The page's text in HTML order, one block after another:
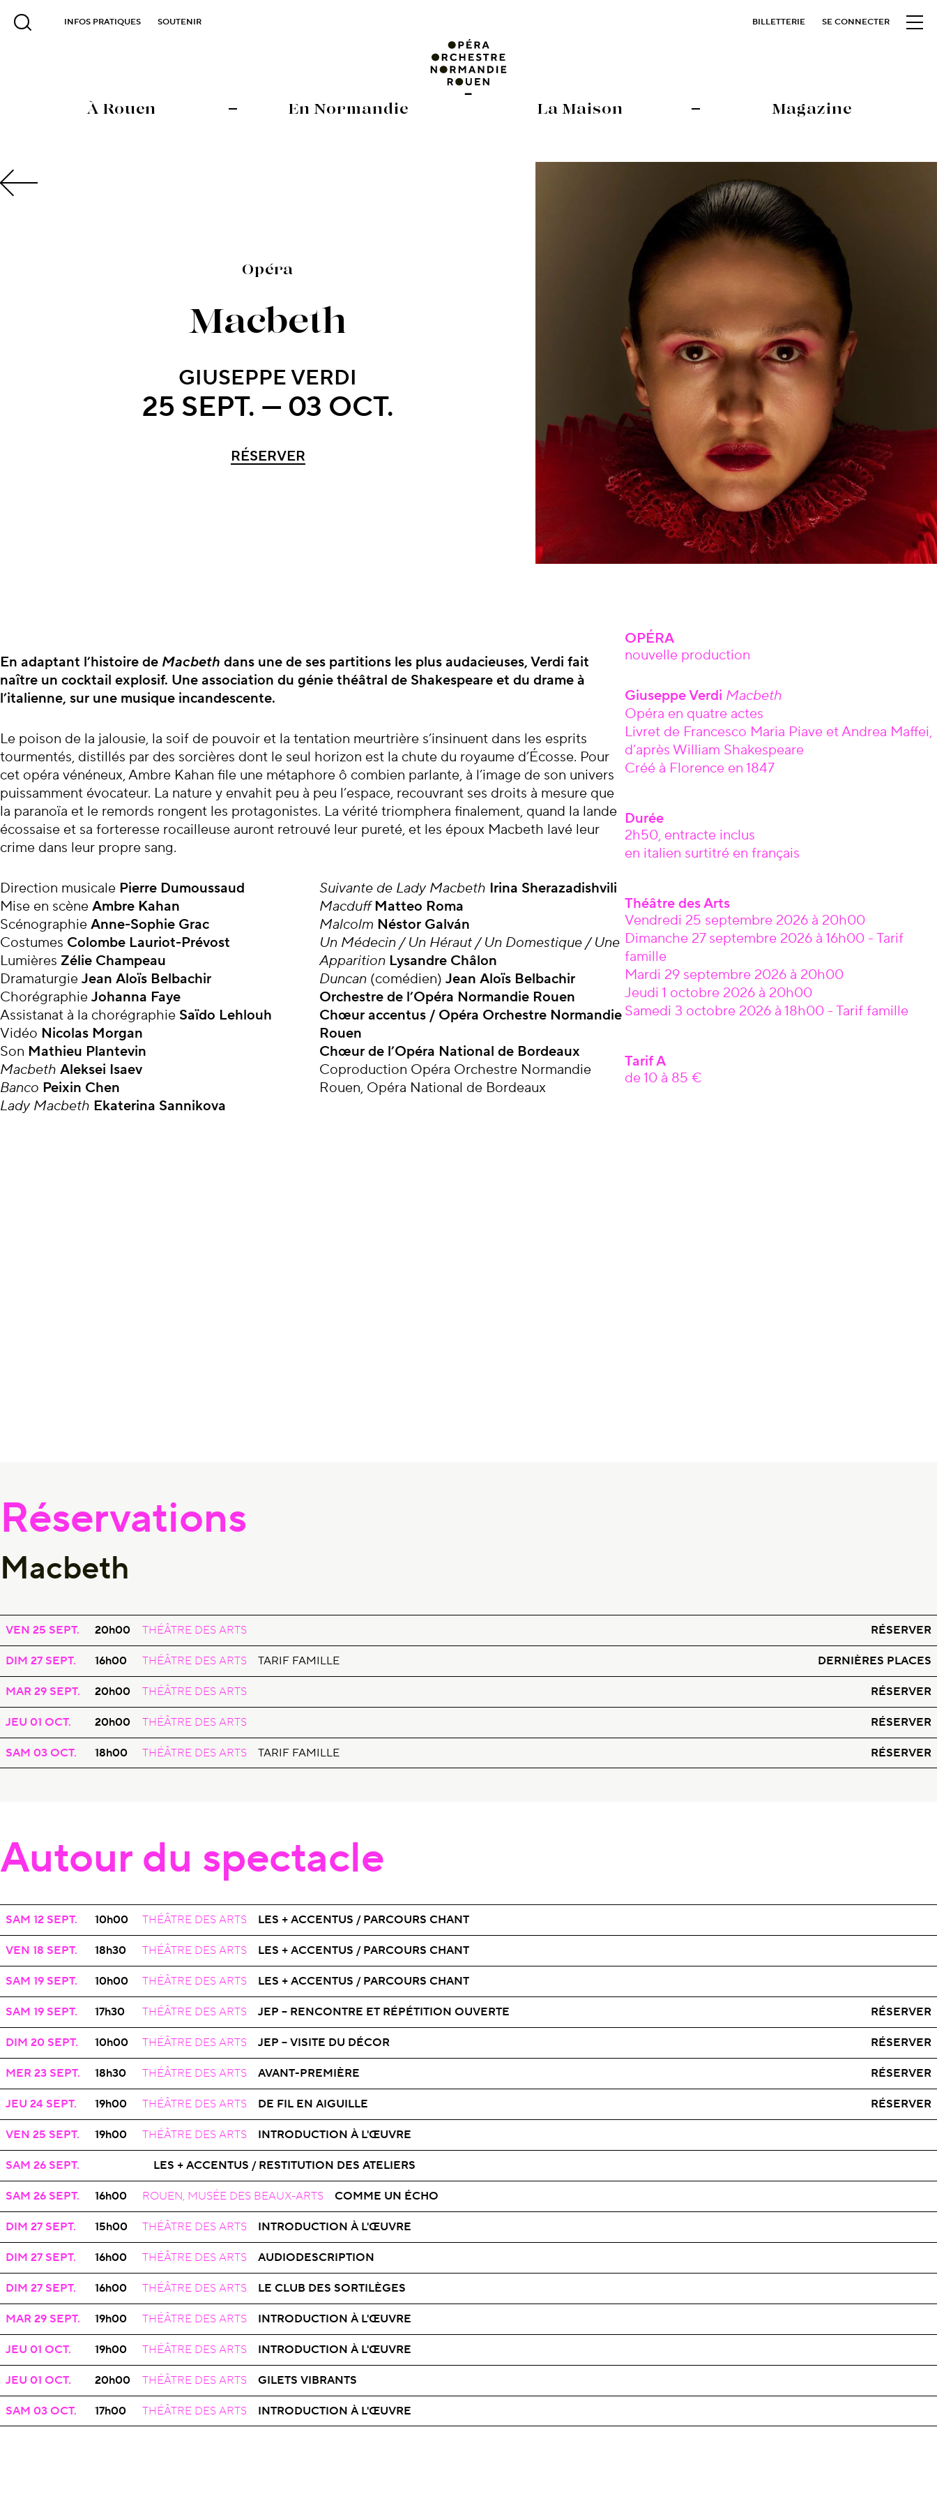
INFOS PRATIQUES SOUTENIR BILLETTERIE SE CONNECTER
À Rouen En Normandie La Maison Magazine
Opéra
Macbeth
GIUSEPPE VERDI
25 SEPT. — 03 OCT.
RÉSERVER
À propos du concert
En adaptant l’histoire de Macbeth dans une de ses partitions les plus audacieuses, Verdi fait
naître un cocktail explosif. Une association du génie théâtral de Shakespeare et du drameà
l’italienne, sur une musique incandescente.
Le poison de la jalousie, la soif de pouvoir et la tentation meurtrière s’insinuent dans les esprits
tourmentés, distillés par des sorcières dont le seul horizon est la chute du royaume d’Écosse. Pour
cet opéra vénéneux, Ambre Kahan file une métaphore ô combien parlante, à l’image de son univers
puissamment évocateur. La nature y envahit peu à peu l’espace, recouvrant ses droits à mesure que
la paranoïa et le remords rongent les protagonistes. La vérité triomphera finalement, quand la lande
écossaise et sa forteresse rocailleuse auront retrouvé leur pureté, et les époux Macbeth lavé leur
crime dans leur propre sang.
Direction musicale Pierre Dumoussaud
Mise en scèneAmbre Kahan
ScénographieAnne-Sophie Grac
Costumes Colombe Lauriot-Prévost
Lumières Zélie Champeau
DramaturgieJean Aloïs Belbachir
ChorégraphieJohanna Faye
Assistanat à la chorégraphie Saïdo Lehlouh
Vidéo Nicolas Morgan
Son Mathieu Plantevin
Macbeth Aleksei Isaev
Banco Peixin Chen
Lady Macbeth Ekaterina Sannikova
Suivante de Lady Macbeth Irina Sherazadishvili
Macduff Matteo Roma
Malcolm Néstor Galván
Un Médecin/ Un Héraut/Un Domestique/ Une
Apparition Lysandre Châlon
Duncan (comédien) Jean Aloïs Belbachir
Orchestre de l’Opéra Normandie Rouen
Chœuraccentus / Opéra Orchestre Normandie
Rouen
Chœurde l’Opéra National de Bordeaux
Coproduction Opéra Orchestre Normandie
Rouen, Opéra National de Bordeaux
OPÉRA
nouvelle production
Giuseppe Verdi Macbeth
Opéra en quatre actes
Livret de Francesco Maria Piave et Andrea Maffei,
d’après William Shakespeare
Créé à Florence en 1847
Durée
2h50, entracte inclus
en italien surtitré en français
Théâtre des Arts
Vendredi 25 septembre 2026 à 20h00
Dimanche 27 septembre 2026 à 16h00 - Tarif
famille
Mardi 29 septembre 2026 à 20h00
Jeudi 1 octobre 2026 à 20h00
Samedi 3 octobre 2026 à 18h00 - Tarif famille
Tarif A
de 10 à 85 €
Réservations
Macbeth
VEN 25 SEPT. 20h00
MACBETH
OPÉRA THÉÂTRE DES ARTS RÉSERVER
DIM 27 SEPT. 16h00
MACBETH
OPÉRA THÉÂTRE DES ARTS TARIF FAMILLE DERNIÈRES PLACES
MAR 29 SEPT. 20h00
MACBETH
OPÉRA THÉÂTRE DES ARTS RÉSERVER
JEU 01 OCT. 20h00
MACBETH
OPÉRA THÉÂTRE DES ARTS RÉSERVER
SAM 03 OCT. 18h00
MACBETH
OPÉRA THÉÂTRE DES ARTS TARIF FAMILLE RÉSERVER
Autour du spectacle
SAM 12 SEPT. 10h00 LES + ACCENTUS / PARCOURS CHANT
OPÉRA THÉÂTRE DES ARTS
VEN 18 SEPT. 18h30 LES + ACCENTUS / PARCOURS CHANT
OPÉRA THÉÂTRE DES ARTS
SAM 19 SEPT. 10h00 LES + ACCENTUS / PARCOURS CHANT
OPÉRA THÉÂTRE DES ARTS
SAM 19 SEPT. 17h30 JEP – RENCONTRE ET RÉPÉTITION OUVERTE
OPÉRA THÉÂTRE DES ARTS RÉSERVER
DIM 20 SEPT. 10h00 JEP – VISITE DU DÉCOR
OPÉRA THÉÂTRE DES ARTS RÉSERVER
MER 23 SEPT. 18h30 AVANT-PREMIÈRE
OPÉRA THÉÂTRE DES ARTS RÉSERVER
JEU 24 SEPT. 19h00 DE FIL EN AIGUILLE
OPÉRA THÉÂTRE DES ARTS RÉSERVER
VEN 25 SEPT. 19h00 INTRODUCTION À L'ŒUVRE
OPÉRA THÉÂTRE DES ARTS
SAM 26 SEPT. LES + ACCENTUS / RESTITUTION DES ATELIERS
OPÉRA
SAM 26 SEPT. 16h00 COMME UN ÉCHO
OPÉRA ROUEN, MUSÉE DES BEAUX-ARTS
DIM 27 SEPT. 15h00 INTRODUCTION À L'ŒUVRE
OPÉRA THÉÂTRE DES ARTS
DIM 27 SEPT. 16h00 AUDIODESCRIPTION
OPÉRA THÉÂTRE DES ARTS
DIM 27 SEPT. 16h00 LE CLUB DES SORTILÈGES
OPÉRA THÉÂTRE DES ARTS
MAR 29 SEPT. 19h00 INTRODUCTION À L'ŒUVRE
OPÉRA THÉÂTRE DES ARTS
JEU 01 OCT. 19h00 INTRODUCTION À L'ŒUVRE
OPÉRA THÉÂTRE DES ARTS
JEU 01 OCT. 20h00 GILETS VIBRANTS
OPÉRA THÉÂTRE DES ARTS
SAM 03 OCT. 17h00 INTRODUCTION À L'ŒUVRE
OPÉRA THÉÂTRE DES ARTS